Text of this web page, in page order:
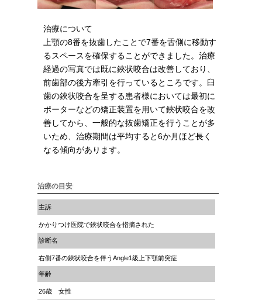
治療について
上顎の8番を抜歯したことで7番を舌側に移動す
るスペースを確保することができました。治療
経過の写真では既に鋏状咬合は改善しており、
前歯部の後方牽引を行っているところです。 臼
歯の鋏状咬合を呈する患者様においては最初に
ポーターなどの矯正装置を用いて鋏状咬合を改
善してから、一般的な抜歯矯正を行うことが多
いため、治療期間は平均すると6か月ほど長く
なる傾向があります。
治療の目安
主訴
かかりつけ医院で鋏状咬合を指摘された
診断名
右側7番の鋏状咬合を伴うAngle1級上下顎前突症
年齢
26歳 女性